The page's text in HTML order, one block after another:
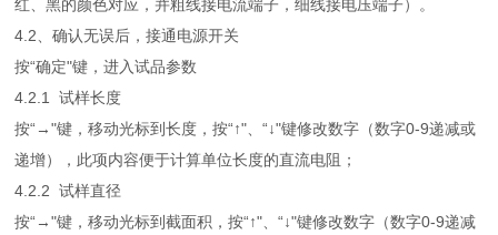
红、黑的颜色对应，并粗线接电流端子，细线接电压端子）。
4.2、确认无误后，接通电源开关
按“确定"键，进入试品参数
4.2.1 试样长度
按“→"键，移动光标到长度，按“↑"、“↓"键修改数字（数字0-9递减或
递增），此项内容便于计算单位长度的直流电阻；
4.2.2 试样直径
按“→"键，移动光标到截面积，按“↑"、“↓"键修改数字（数字0-9递减